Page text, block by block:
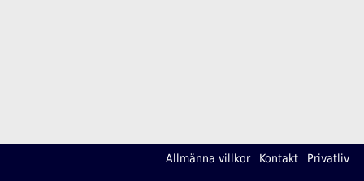
Allmänna villkor Kontakt Privatliv